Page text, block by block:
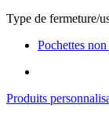
Type de fermeture/
Pochettes
Produits